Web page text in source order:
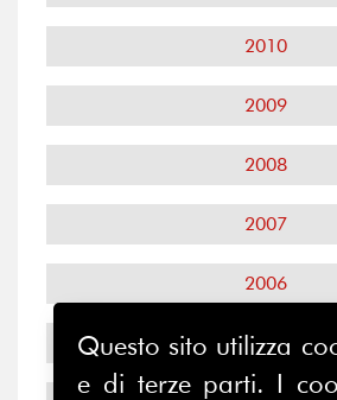
2010
2009
2008
2007
2006
2005
Questo sito utilizza
e di terze parti. I